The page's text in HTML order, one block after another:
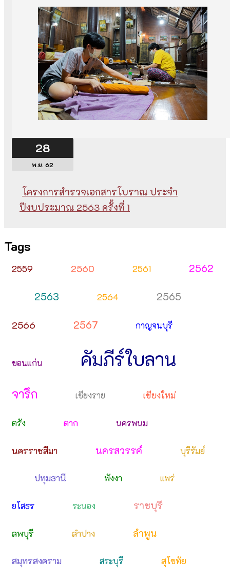
28
พ.ย. 62
โครงการสำรวจเอกสารโบราณ ประจำ
ปีงบประมาณ 2563 ครั้งที่ 1
Tags
2559 2560 2561 2562
2563 2564 2565
2566 2567 กาญจนบุรี
ขอนแก่น คัมภีร์ใบลาน
จารึก เชียงราย เชียงใหม่
ตรัง ตาก นครพนม
นครราชสีมา นครสวรรค์ บุรีรัมย์
ปทุมธานี พังงา แพร่
ยโสธร ระนอง ราชบุรี
ลพบุรี ลำปาง ลำพูน
สมุทรสงคราม สระบุรี สุโขทัย